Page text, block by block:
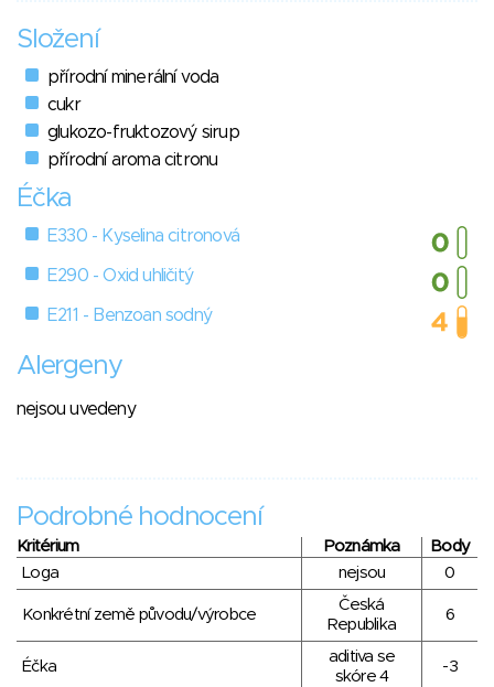
Složení
přírodní minerální voda
cukr
glukozo-fruktozový sirup
přírodní aroma citronu
Éčka
E330 - Kyselina citronová
E290 - Oxid uhličitý
E211 - Benzoan sodný
Alergeny
nejsou uvedeny
Podrobné hodnocení
Kritérium Poznámka
Body
Loga
nejsou 0
Konkrétní země původu/výrobce
Česká
Republika
6
Éčka
aditiva se
skóre 4
-3